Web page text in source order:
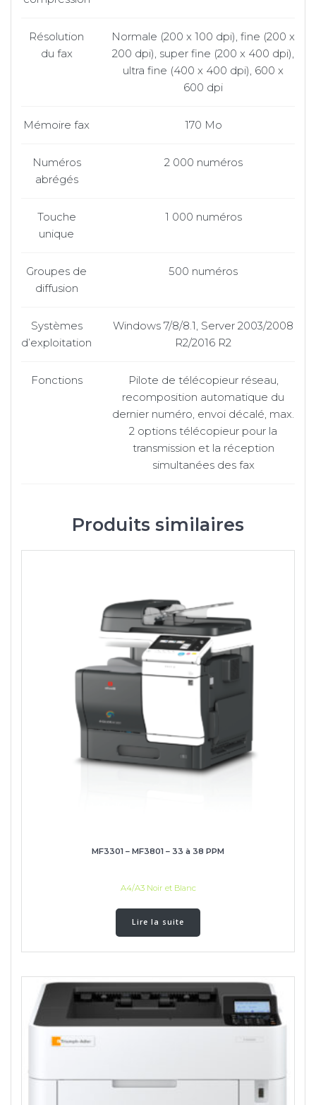
Résolution
du fax
Normale (200 x 100 dpi), fine (200 x
200 dpi), super fine (200 x 400 dpi),
ultra fine (400 x 400 dpi), 600 x
600 dpi
Mémoire fax 170 Mo
Numéros
abrégés
2 000 numéros
Touche
unique
1 000 numéros
Groupes de
diffusion
500 numéros
Systèmes
d’exploitation
Windows 7/8/8.1, Server 2003/2008
R2/2016 R2
Fonctions
Pilote de télécopieur réseau,
recomposition automatique du
dernier numéro, envoi décalé, max.
2 options télécopieur pour la
transmission et la réception
simultanées des fax
Produits similaires
MF3301 – MF3801 – 33 à 38 PPM
A4/A3 Noir et Blanc
Lire la suite